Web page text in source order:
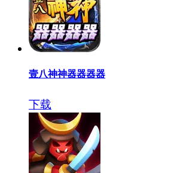
壹八神神器器器器
下载